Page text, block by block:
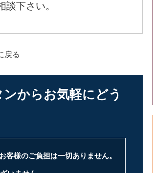
下さい。
戻る
からお気軽にどう
お客様のご負担は一切ありません。